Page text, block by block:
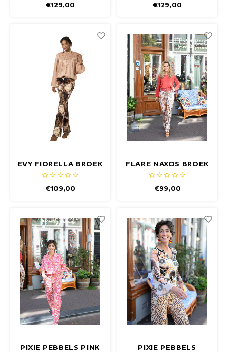
€129,00
€129,00
EVY FIORELLA BROEK
€109,00
FLARE NAXOS BROEK
€99,00
PIXIE PEBBELS PINK
PIXIE PEBBELS